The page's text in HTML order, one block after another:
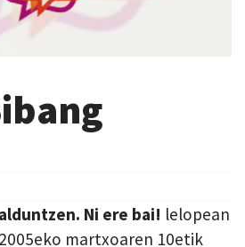
Ni ere bai! lelopean
martxoaren 10etik